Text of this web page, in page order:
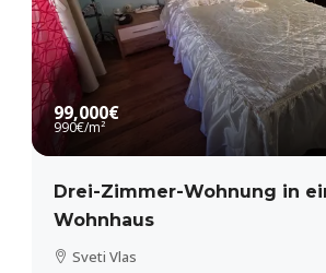
99,000€
990€/m²
Drei-Zimmer-Wohnung in
Wohnhaus
Sveti Vlas